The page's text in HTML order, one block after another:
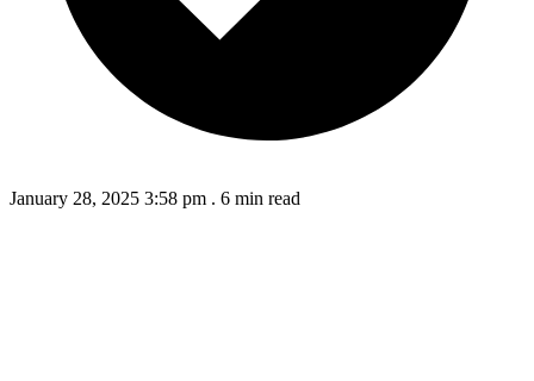
January 28, 2025 3:58 pm . 6 min read